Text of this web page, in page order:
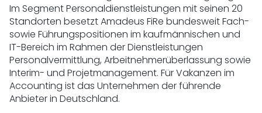
Im Segment Personaldienstleistungen mit seinen 20
Standorten besetzt Amadeus FiRe bundesweit Fach-
sowie Führungspositionen im kaufmännischen und
IT-Bereich im Rahmen der Dienstleistungen
Personalvermittlung, Arbeitnehmerüberlassung sowie
Interim- und Projetmanagement. Für Vakanzen im
Accounting ist das Unternehmen der führende
Anbieter in Deutschland.